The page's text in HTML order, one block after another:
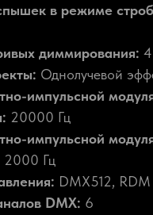
в режиме
диммирования: 4
Однолучевой
импульсной
20000 Гц
импульсной
2000 Гц
DMX512, RDM
DMX: 6